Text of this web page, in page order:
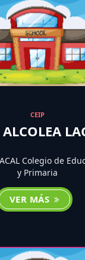
CEIP
ALCOLEA
Colegio de
y Primaria
VER MÁS